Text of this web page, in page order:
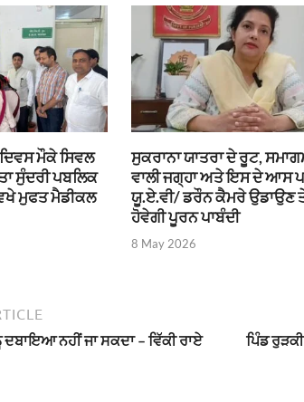
ਮੌਕੇ ਸਿਵਲ
ਸੁੰਦਰੀ ਪਬਲਿਕ
ਮੁਫਤ ਮੈਡੀਕਲ
ਸੁਕਰਾਨਾ ਯਾਤਰਾ ਦੇ ਰੂਟ,
ਵਾਲੀ ਜਗ੍ਹਾ ਅਤੇ ਇਸ ਦੇ ਆਸ
ਯੂ.ਏ.ਵੀ/ ਡਰੌਨ ਕੈਮਰੇ ਉਡਾਉਣ
ਹੋਵੇਗੀ ਪੂਰਨ ਪਾਬੰਦੀ
8 May 2026
ਨਹੀਂ ਜਾ ਸਕਦਾ – ਵਿੱਕੀ ਰਾਏ
ਪਿੰਡ